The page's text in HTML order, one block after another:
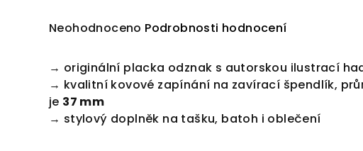
Průměrné
produktu
0,0
z
Neohodnoceno Podrobnosti hodnocení
→ originální placka odznak s autorskou ilustrací
→ kvalitní kovové zapínání na zavírací špendlík,
je 37 mm
→ stylový doplněk na tašku, batoh i oblečení